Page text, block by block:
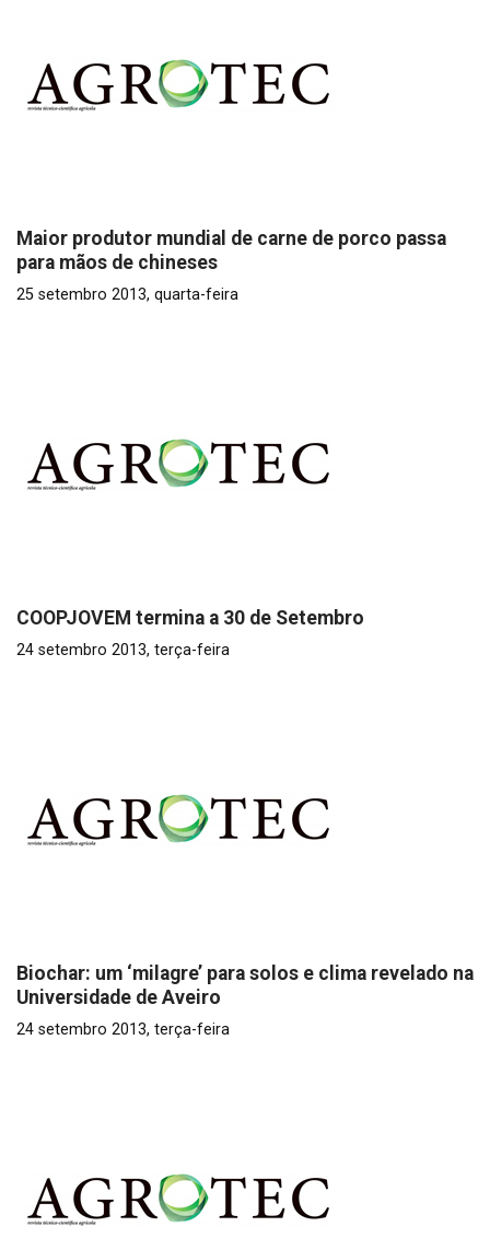
Maior produtor mundial de carne de porco passa
para mãos de chineses
25 setembro 2013, quarta-feira
COOPJOVEM termina a 30 de Setembro
24 setembro 2013, terça-feira
Biochar: um ‘milagre’ para solos e clima revelado na
Universidade de Aveiro
24 setembro 2013, terça-feira